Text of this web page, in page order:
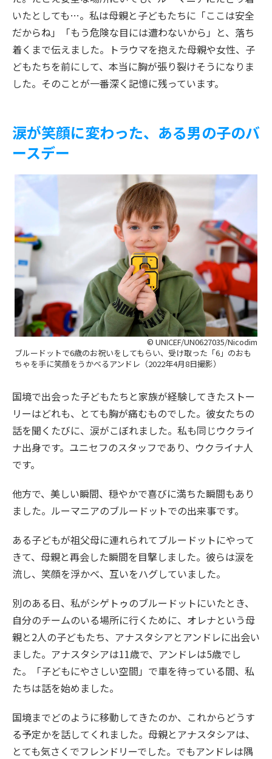
いたとしても…。私は母親と子どもたちに「ここは安全
だからね」「もう危険な目には遭わないから」と、落ち
着くまで伝えました。トラウマを抱えた母親や女性、子
どもたちを前にして、本当に胸が張り裂けそうになりま
した。そのことが一番深く記憶に残っています。
涙が笑顔に変わった、ある男の子のバ
ースデー
© UNICEF/UN0627035/Nicodim
ブルードットで6歳のお祝いをしてもらい、受け取った「6」のおも
ちゃを手に笑顔をうかべるアンドレ（2022年4月8日撮影）
国境で出会った子どもたちと家族が経験してきたストー
リーはどれも、とても胸が痛むものでした。彼女たちの
話を聞くたびに、涙がこぼれました。私も同じウクライ
ナ出身です。ユニセフのスタッフであり、ウクライナ人
です。
他方で、美しい瞬間、穏やかで喜びに満ちた瞬間もあり
ました。ルーマニアのブルードットでの出来事です。
ある子どもが祖父母に連れられてブルードットにやって
きて、母親と再会した瞬間を目撃しました。彼らは涙を
流し、笑顔を浮かべ、互いをハグしていました。
別のある日、私がシゲトゥのブルードットにいたとき、
自分のチームのいる場所に行くために、オレナという母
親と2人の子どもたち、アナスタシアとアンドレに出会い
ました。アナスタシアは11歳で、アンドレは5歳でし
た。「子どもにやさしい空間」で車を待っている間、私
たちは話を始めました。
国境までどのように移動してきたのか、これからどうす
る予定かを話してくれました。母親とアナスタシアは、
とても気さくでフレンドリーでした。でもアンドレは隅